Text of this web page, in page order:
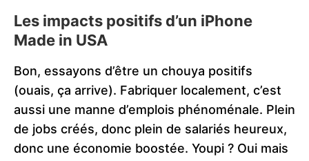
Les impacts positifs d’un iPhone
Made in USA
Bon, essayons d’être un chouya positifs
(ouais, ça arrive). Fabriquer localement, c’est
aussi une manne d’emplois phénoménale. Plein
de jobs créés, donc plein de salariés heureux,
donc une économie boostée. Youpi ? Oui mais